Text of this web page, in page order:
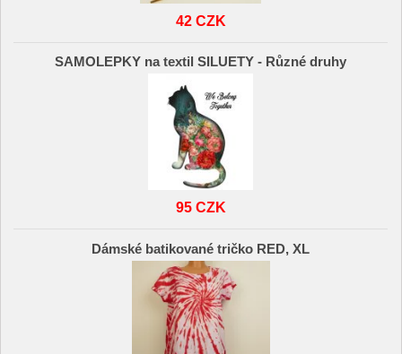
42 CZK
SAMOLEPKY na textil SILUETY - Různé druhy
95 CZK
Dámské batikované tričko RED, XL